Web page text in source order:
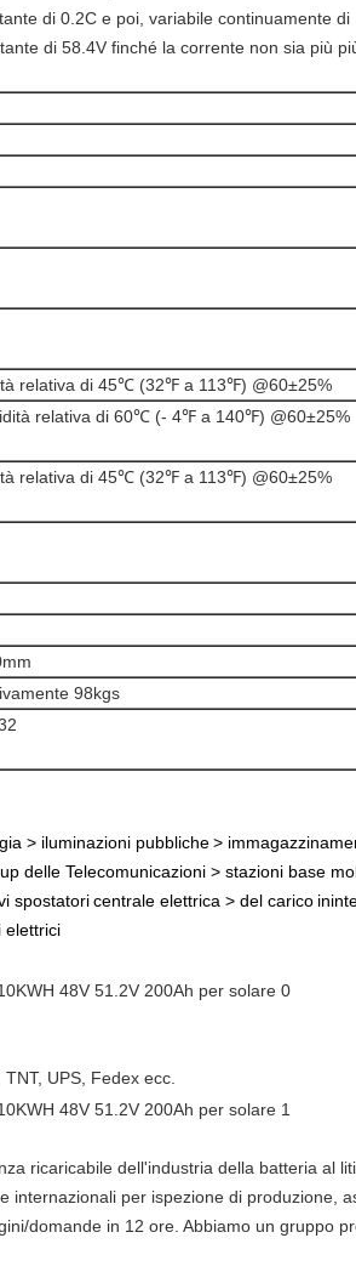
di 0.2C e poi, variabile continuamente di
di 58.4V finché la corrente non sia più
relativa di 45℃ (32℉ a 113℉) @60±25%
relativa di 60℃ (- 4℉ a 140℉) @60±25%
relativa di 45℃ (32℉ a 113℉) @60±25%
98kgs
> iluminazioni pubbliche>
delle Telecomunicazioni > stazioni base
spostatoricentrale elettrica > del carico
elettrici
UPS, Fedex ecc.
ricaricabile dell'industria della batteria al
per ispezione di produzione,
domande in 12 ore. Abbiamo un gruppo